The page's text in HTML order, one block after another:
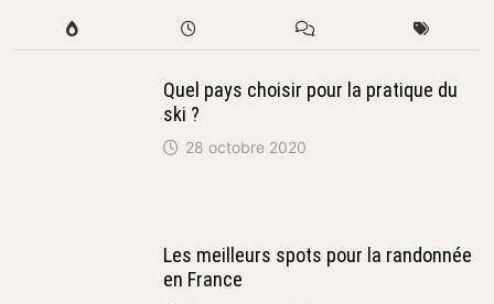
Quel pays choisir pour la pratique du
ski ?
28 octobre 2020
Les meilleurs spots pour la randonnée
en France